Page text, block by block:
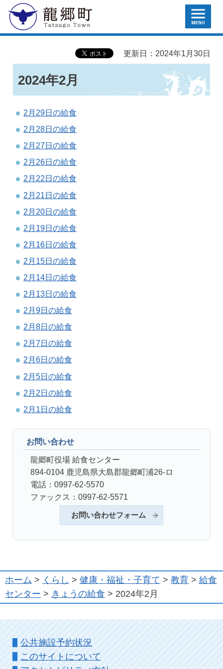
龍郷町 MENU
更新日：2024年1月30日
2024年2月
2月29日の給食
2月28日の給食
2月27日の給食
2月26日の給食
2月22日の給食
2月21日の給食
2月20日の給食
2月19日の給食
2月16日の給食
2月15日の給食
2月14日の給食
2月13日の給食
2月9日の給食
2月8日の給食
2月7日の給食
2月6日の給食
2月5日の給食
2月2日の給食
2月1日の給食
お問い合わせ
龍郷町役場 給食センター
894-0104 鹿児島県大島郡龍郷町浦26-ロ
電話：0997-62-5570
ファックス：0997-62-5571
お問い合わせフォーム
ホーム > くらし > 健康・福祉・子育て > 教育 > 給食
センター > きょうの給食 > 2024年2月
公共施設予約状況
このサイトについて